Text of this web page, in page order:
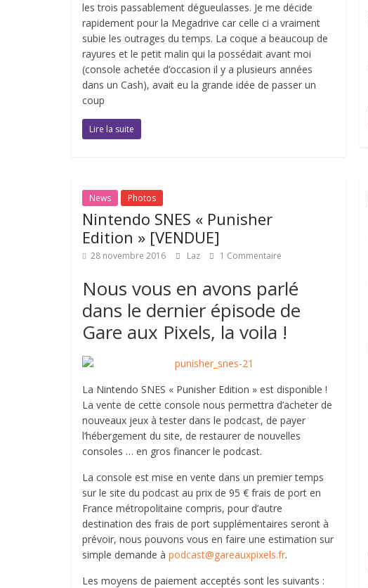
les trois passablement dégueulasses. Je me décide
rapidement pour la Megadrive car celle ci a vraiment
subie les outrages du temps. La coque a beaucoup de
rayures et le petit malin qui la possédait avant moi
(console achetée d’occasion il y a plusieurs années
dans un Cash), avait eu la grande idée de passer un
coup
Lire la suite
News Photos
Nintendo SNES « Punisher
Edition » [VENDUE]
28 novembre 2016 Laz 1 Commentaire
Nous vous en avons parlé
dans le dernier épisode de
Gare aux Pixels, la voila !
La Nintendo SNES « Punisher Edition » est disponible !
La vente de cette console nous permettra d’acheter de
nouveaux jeux à tester dans le podcast, de payer
l’hébergement du site, de restaurer de nouvelles
consoles … en gros financer le podcast.
La console est mise en vente dans un premier temps
sur le site du podcast au prix de 95 € frais de port en
France métropolitaine compris, pour d’autre
destination des frais de port supplémentaires seront à
prévoir, nous pouvons vous en faire une estimation sur
simple demande à podcast@gareauxpixels.fr.
Les moyens de paiement acceptés sont les suivants :